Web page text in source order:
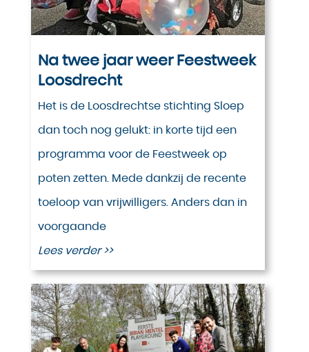
Na twee jaar weer Feestweek
Loosdrecht
Het is de Loosdrechtse stichting Sloep
dan toch nog gelukt: in korte tijd een
programma voor de Feestweek op
poten zetten. Mede dankzij de recente
toeloop van vrijwilligers. Anders dan in
voorgaande
Lees verder >>